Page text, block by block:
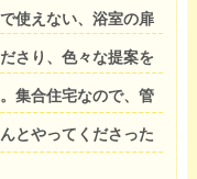
使えない、浴室の扉
さり、色々な提案を
集合住宅なので、管
とやってくださった